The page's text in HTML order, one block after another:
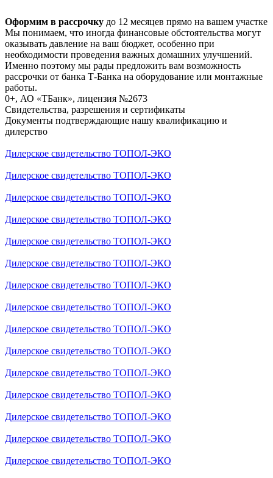
Оформим в рассрочку до 12 месяцев прямо на вашем участке
Мы понимаем, что иногда финансовые обстоятельства могут
оказывать давление на ваш бюджет, особенно при
необходимости проведения важных домашних улучшений.
Именно поэтому мы рады предложить вам возможность
рассрочки от банка Т-Банка на оборудование или монтажные
работы.
0+, АО «ТБанк», лицензия №2673
Свидетельства, разрешения и сертификаты
Документы подтверждающие нашу квалификацию и
дилерство
Дилерское свидетельство ТОПОЛ-ЭКО
Дилерское свидетельство ТОПОЛ-ЭКО
Дилерское свидетельство ТОПОЛ-ЭКО
Дилерское свидетельство ТОПОЛ-ЭКО
Дилерское свидетельство ТОПОЛ-ЭКО
Дилерское свидетельство ТОПОЛ-ЭКО
Дилерское свидетельство ТОПОЛ-ЭКО
Дилерское свидетельство ТОПОЛ-ЭКО
Дилерское свидетельство ТОПОЛ-ЭКО
Дилерское свидетельство ТОПОЛ-ЭКО
Дилерское свидетельство ТОПОЛ-ЭКО
Дилерское свидетельство ТОПОЛ-ЭКО
Дилерское свидетельство ТОПОЛ-ЭКО
Дилерское свидетельство ТОПОЛ-ЭКО
Дилерское свидетельство ТОПОЛ-ЭКО